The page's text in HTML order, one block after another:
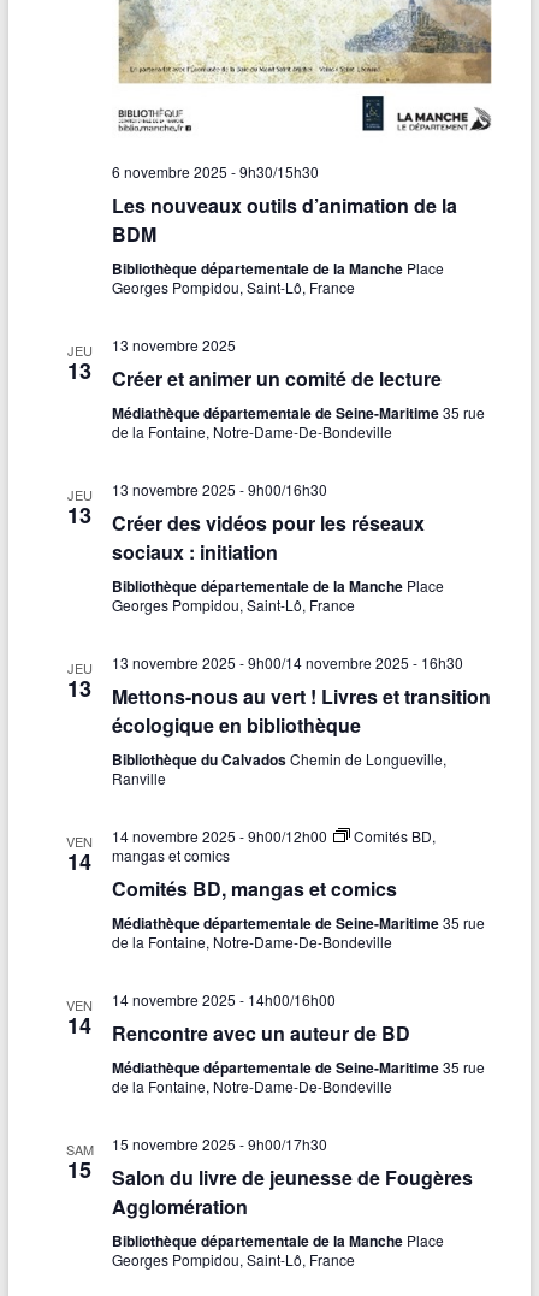
6 novembre 2025 - 9h30/15h30
Les nouveaux outils d’animation de la
BDM
Bibliothèque départementale de la Manche Place
Georges Pompidou, Saint-Lô, France
JEU
13
13 novembre 2025
Créer et animer un comité de lecture
Médiathèque départementale de Seine-Maritime35 rue
de la Fontaine, Notre-Dame-De-Bondeville
JEU
13
13 novembre 2025 - 9h00/16h30
Créer des vidéos pour les réseaux
sociaux : initiation
Bibliothèque départementale de la Manche Place
Georges Pompidou, Saint-Lô, France
JEU
13
13 novembre 2025 - 9h00/14 novembre 2025 - 16h30
Mettons-nous au vert ! Livres et transition
écologique en bibliothèque
Bibliothèque du CalvadosChemin de Longueville,
Ranville
VEN
14
14 novembre 2025 - 9h00/12h00
Comités BD,
mangas et comics
Comités BD, mangas et comics
Médiathèque départementale de Seine-Maritime35 rue
de la Fontaine, Notre-Dame-De-Bondeville
VEN
14
14 novembre 2025 - 14h00/16h00
Rencontre avec un auteur de BD
Médiathèque départementale de Seine-Maritime35 rue
de la Fontaine, Notre-Dame-De-Bondeville
SAM
15
15 novembre 2025 - 9h00/17h30
Salon du livre de jeunesse de Fougères
Agglomération
Bibliothèque départementale de la Manche Place
Georges Pompidou, Saint-Lô, France